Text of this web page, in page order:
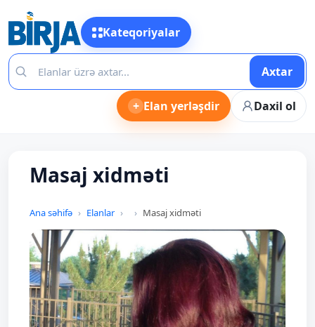
Kateqoriyalar
Axtar
+ Elan yerləşdir Daxil ol
Masaj xidməti
Ana səhifə Elanlar Masaj xidməti